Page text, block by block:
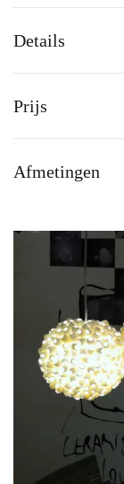
Details
Prijs
Afmetingen